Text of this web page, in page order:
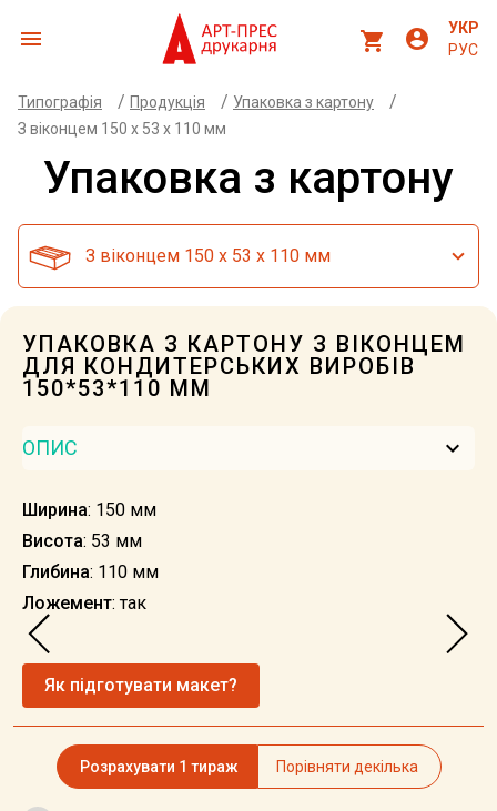
menu shopping_cart account_circle
УКР
РУС
Типографія / Продукція / Упаковка з картону /
З віконцем 150 х 53 х 110 мм
Упаковка з картону
З віконцем 150 х 53 х 110 мм
УПАКОВКА З КАРТОНУ З ВІКОНЦЕМ
ДЛЯ КОНДИТЕРСЬКИХ ВИРОБІВ
150*53*110 ММ
ОПИС keyboard_arrow_down
Ширина: 150 мм
Висота: 53 мм
Глибина: 110 мм
Ложемент: так
Як підготувати макет?
Розрахувати 1 тираж Порівняти декілька